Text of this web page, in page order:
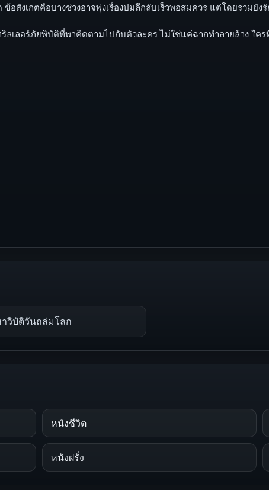
อสังเกตคือบางช่วงอาจพุ่งเรื่องปมลึกลับเร็วพอสมควร แต่โดยรวมยั
เลอร์ภัยพิบัติที่พาคิดตามไปกับตัวละคร ไม่ใช่แค่ฉากทำลายล้าง ใค
าวิบัติวันถล่มโลก
หนังชีวิต
หนังฝรั่ง